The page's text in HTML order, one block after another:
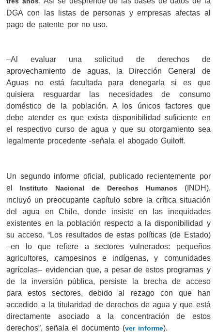
DGA con las listas de personas y empresas afectas al
pago de patente por no uso.
–Al evaluar una solicitud de derechos de
aprovechamiento de aguas, la Dirección General de
Aguas no está facultada para denegarla si es que
quisiera resguardar las necesidades de consumo
doméstico de la población. A los únicos factores que
debe atender es que exista disponibilidad suficiente en
el respectivo curso de agua y que su otorgamiento sea
legalmente procedente -señala el abogado Guiloff.
Un segundo informe oficial, publicado recientemente por
el
Instituto Nacional de Derechos Humanos
(INDH),
incluyó un preocupante capítulo sobre la crítica situación
del agua en Chile, donde insiste en las inequidades
existentes en la población respecto a la disponibilidad y
su acceso. “Los resultados de estas políticas (de Estado)
–en lo que refiere a sectores vulnerados: pequeños
agricultores, campesinos e indígenas, y comunidades
agrícolas– evidencian que, a pesar de estos programas y
de la inversión pública, persiste la brecha de acceso
para estos sectores, debido al rezago con que han
accedido a la titularidad de derechos de agua y que está
directamente asociado a la concentración de estos
derechos”, señala el documento (ver informe).